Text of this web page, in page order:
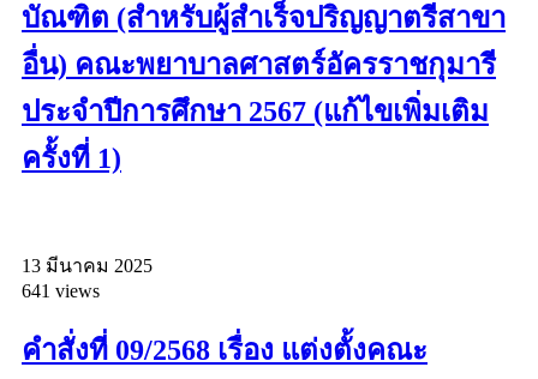
บัณฑิต (สำหรับผู้สำเร็จปริญญาตรีสาขา
อื่น) คณะพยาบาลศาสตร์อัครราชกุมารี
ประจำปีการศึกษา 2567 (แก้ไขเพิ่มเติม
ครั้งที่ 1)
13 มีนาคม 2025
641 views
คำสั่งที่ 09/2568 เรื่อง แต่งตั้งคณะ